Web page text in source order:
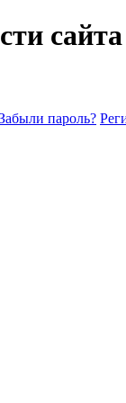
сайта
пароль?